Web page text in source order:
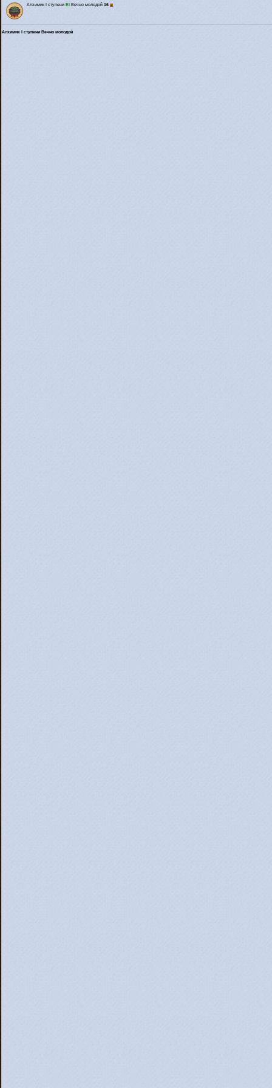
Алхимик I ступени El Вечно молодой 16
Алхимик I ступени Вечно молодой